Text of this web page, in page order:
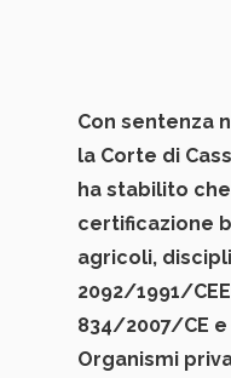
Con sentenza
la Corte di
ha stabilito
certificazione
agricoli,
2092/1991/
834/2007/CE
Organismi